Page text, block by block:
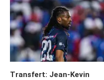
Transfert: Jean-Kevin